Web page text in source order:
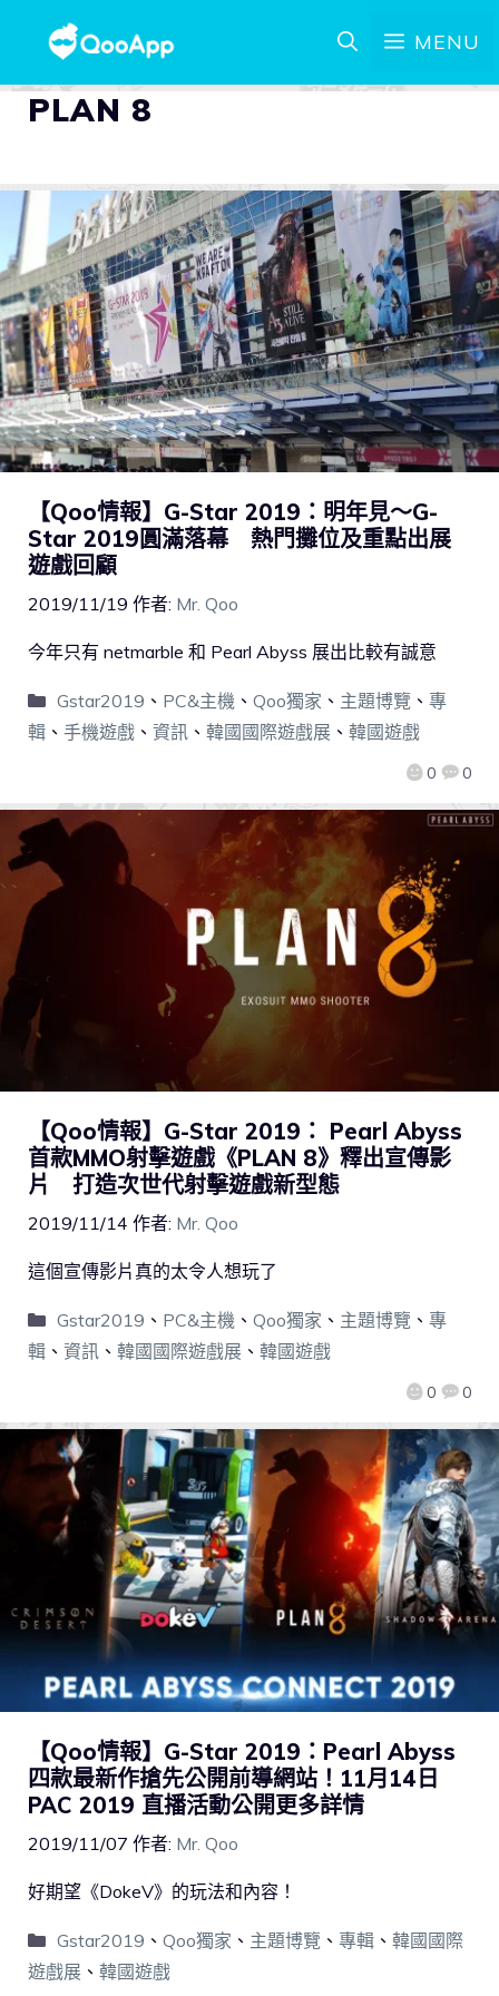
MENU
PLAN 8
【Qoo情報】G-Star 2019：明年見～G-
Star 2019圓滿落幕 熱門攤位及重點出展
遊戲回顧
2019/11/19 作者: Mr. Qoo
0 0
今年只有 netmarble 和 Pearl Abyss 展出比較有誠意
Gstar2019 、 PC&主機、 Qoo獨家 、 主題博覽 、 專
輯 、 手機遊戲 、 資訊 、 韓國國際遊戲展 、 韓國遊戲
【Qoo情報】G-Star 2019： Pearl Abyss
首款MMO射擊遊戲《PLAN 8》釋出宣傳影
片 打造次世代射擊遊戲新型態
2019/11/14 作者: Mr. Qoo
0 0
這個宣傳影片真的太令人想玩了
Gstar2019 、 PC&主機、 Qoo獨家 、 主題博覽 、 專
輯 、 資訊 、 韓國國際遊戲展 、 韓國遊戲
【Qoo情報】G-Star 2019：Pearl Abyss
四款最新作搶先公開前導網站！11月14日
PAC 2019 直播活動公開更多詳情
2019/11/07 作者: Mr. Qoo
好期望《DokeV》的玩法和內容！
Gstar2019 、 Qoo獨家 、 主題博覽 、 專輯、 韓國國際
遊戲展 、 韓國遊戲